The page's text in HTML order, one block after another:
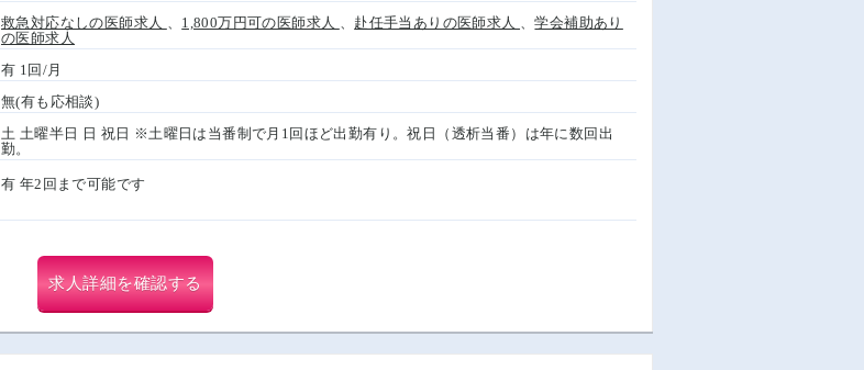
救急対応なしの医師求人 、 1,800万円可の医師求人 、 赴任手当ありの医師求人 、学会補助あり
の医師求人
有 1回/月
無(有も応相談)
土 土曜半日 日 祝日 ※土曜日は当番制で月1回ほど出勤有り。祝日（透析当番）は年に数回出
勤。
有 年2回まで可能です
求人詳細を確認する